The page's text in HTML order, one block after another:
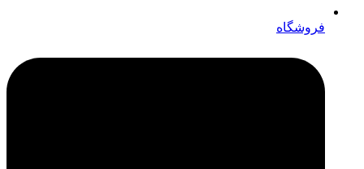
فروشگاه